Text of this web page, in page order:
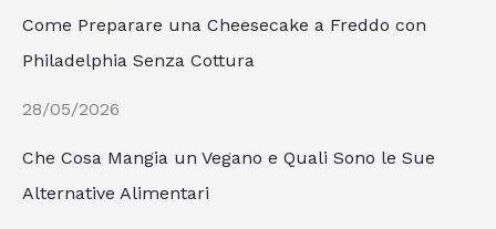
Come Preparare una Cheesecake a Freddo con
Philadelphia Senza Cottura
28/05/2026
Che Cosa Mangia un Vegano e Quali Sono le Sue
Alternative Alimentari